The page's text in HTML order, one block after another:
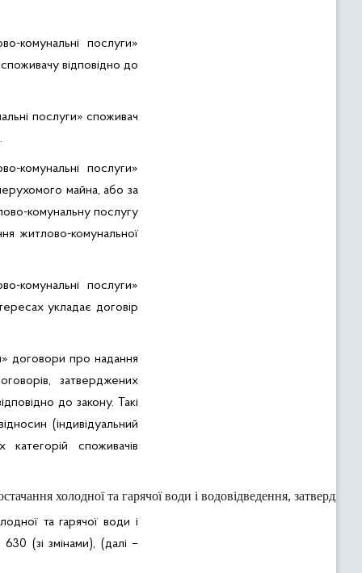
комунальні послуги»
відповідно до
послуги» споживач
.
комунальні послуги»
майна, або за
комунальну послугу
житлово-комунальної
комунальні послуги»
укладає договір
договори про надання
затверджених
до закону. Такі
(індивідуальний
споживачів
холодної та гарячої води і водовідведення,
та гарячої води і
(зі змінами), (далі –